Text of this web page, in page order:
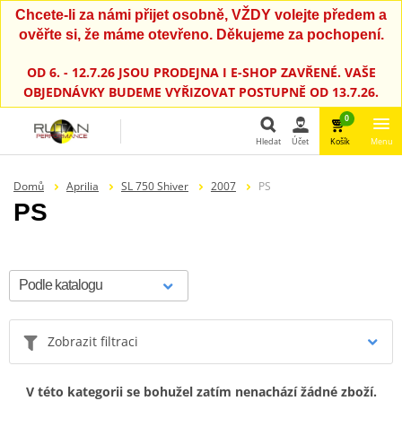
Chcete-li za námi přijet osobně, VŽDY volejte předem a
ověřte si, že máme otevřeno. Děkujeme za pochopení.
OD 6. - 12.7.26 JSOU PRODEJNA I E-SHOP ZAVŘENÉ. VAŠE
OBJEDNÁVKY BUDEME VYŘIZOVAT POSTUPNĚ OD 13.7.26.
Hledat Účet
0
Košík Menu
Domů Aprilia SL 750 Shiver 2007 PS
PS
Zobrazit filtraci
V této kategorii se bohužel zatím nenachází žádné zboží.